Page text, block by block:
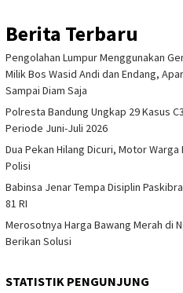
Berita Terbaru
Pengolahan Lumpur Menggunakan
Milik Bos Wasid Andi dan Endang,
Sampai Diam Saja
Polresta Bandung Ungkap 29 Kasus
Periode Juni-Juli 2026
Dua Pekan Hilang Dicuri, Motor
Polisi
Babinsa Jenar Tempa Disiplin
81 RI
Merosotnya Harga Bawang Merah di
Berikan Solusi
STATISTIK PENGUNJUNG